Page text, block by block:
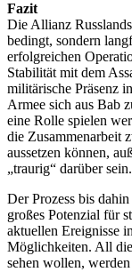
Fazit
Die Allianz
bedingt, sondern
erfolgreichen
Stabilität mit dem
militärische Präsenz
Armee sich aus Bab
eine Rolle spielen
die Zusammenarbeit
aussetzen können,
„traurig“ darüber sein.
Der Prozess bis
großes Potenzial für
aktuellen Ereignisse
Möglichkeiten. All
sehen wollen,